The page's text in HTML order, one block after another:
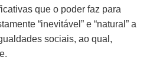
que o poder faz para
“inevitável” e “natural” a
sociais, ao qual,